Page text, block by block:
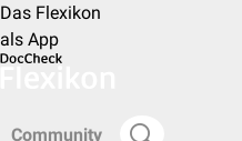
Das Flexikon
als App
Community